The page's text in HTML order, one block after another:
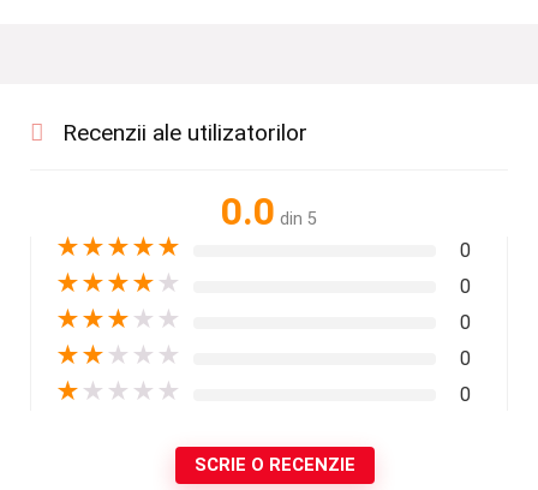
Recenzii ale utilizatorilor
0.0 din 5
★★★★★ 0
★★★★ ★ 0
★★★ ★ ★ 0
★★ ★ ★ ★ 0
★ ★ ★ ★ ★ 0
SCRIE O RECENZIE